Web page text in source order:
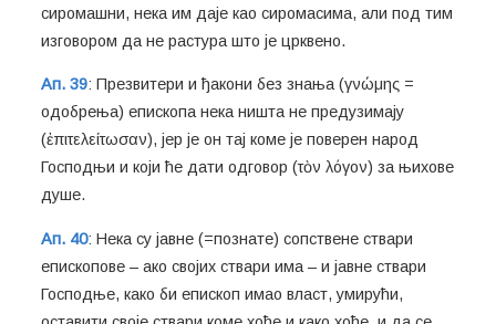
сиромашни, нека им даје као сиромасима, али под тим
изговором да не растура што је црквено.
Ап. 39: Презвитери и ђакони без знања (γνώμης =
одобрења) епископа нека ништа не предузимају
(ἐπιτελείτωσαν), јер је он тај коме је поверен народ
Господњи и који ће дати одговор (τὸν λόγον) за њихове
душе.
Ап. 40: Нека су јавне (=познате) сопствене ствари
епископове – ако својих ствари има – и јавне ствари
Господње, како би епископ имао власт, умирући,